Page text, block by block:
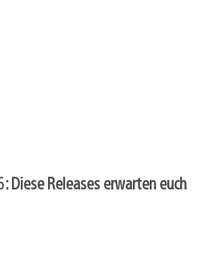
Diese Releases erwarten euch